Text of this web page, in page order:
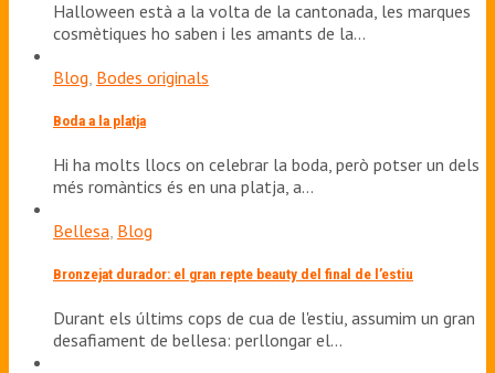
Halloween està a la volta de la cantonada, les marques
cosmètiques ho saben i les amants de la…
Blog Bodes originals
Boda a la platja
Hi ha molts llocs on celebrar la boda, però potser un dels
més romàntics és en una platja, a…
Bellesa, Blog
Bronzejat durador: el gran repte beauty del final de l’estiu
Durant els últims cops de cua de l'estiu, assumim un gran
desafiament de bellesa: perllongar el…